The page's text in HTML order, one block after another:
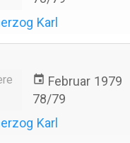
Karl
event Februar 1979
78/79
Karl